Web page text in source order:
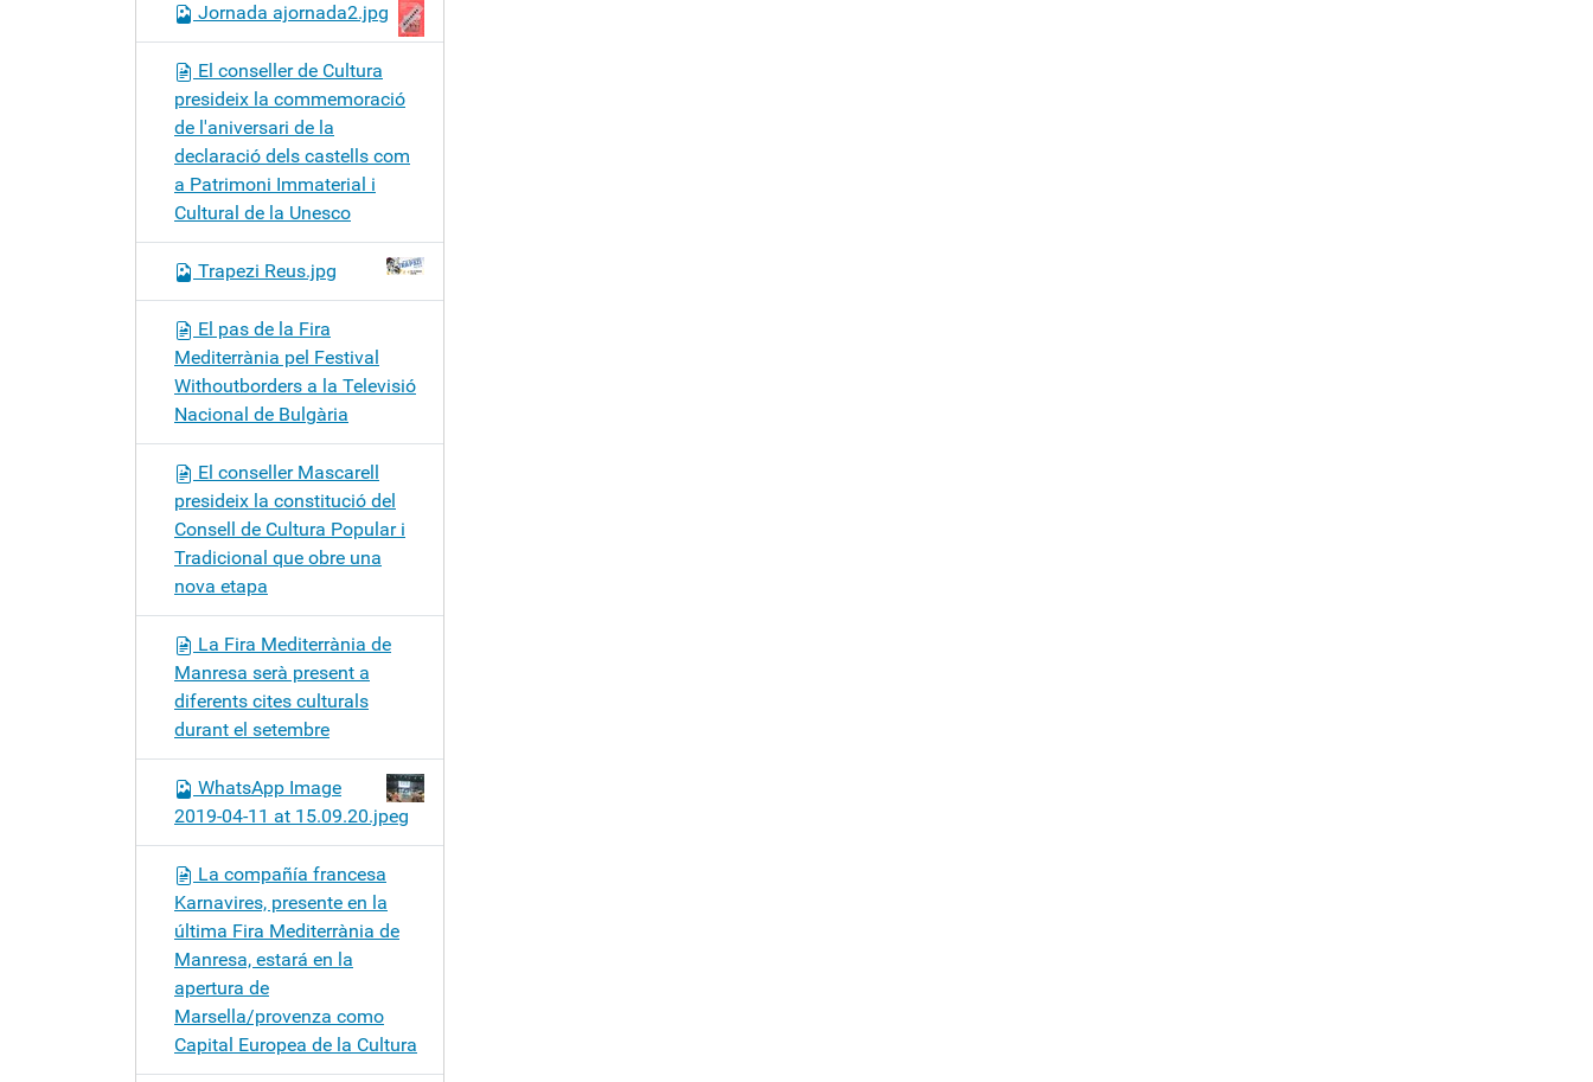
Jornada ajornada2.jpg
El conseller de Cultura
presideix la commemoració
de l'aniversari de la
declaració dels castells com
a Patrimoni Immaterial i
Cultural de la Unesco
Trapezi Reus.jpg
El pas de la Fira
Mediterrània pel Festival
Withoutborders a la Televisió
Nacional de Bulgària
El conseller Mascarell
presideix la constitució del
Consell de Cultura Popular i
Tradicional que obre una
nova etapa
La Fira Mediterrània de
Manresa serà present a
diferents cites culturals
durant el setembre
WhatsApp Image
2019-04-11 at 15.09.20.jpeg
La compañía francesa
Karnavires, presente en la
última Fira Mediterrània de
Manresa, estará en la
apertura de
Marsella/provenza como
Capital Europea de la Cultura